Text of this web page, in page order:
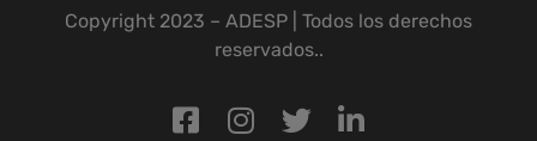
Copyright 2023 – ADESP | Todos los derechos
reservados..